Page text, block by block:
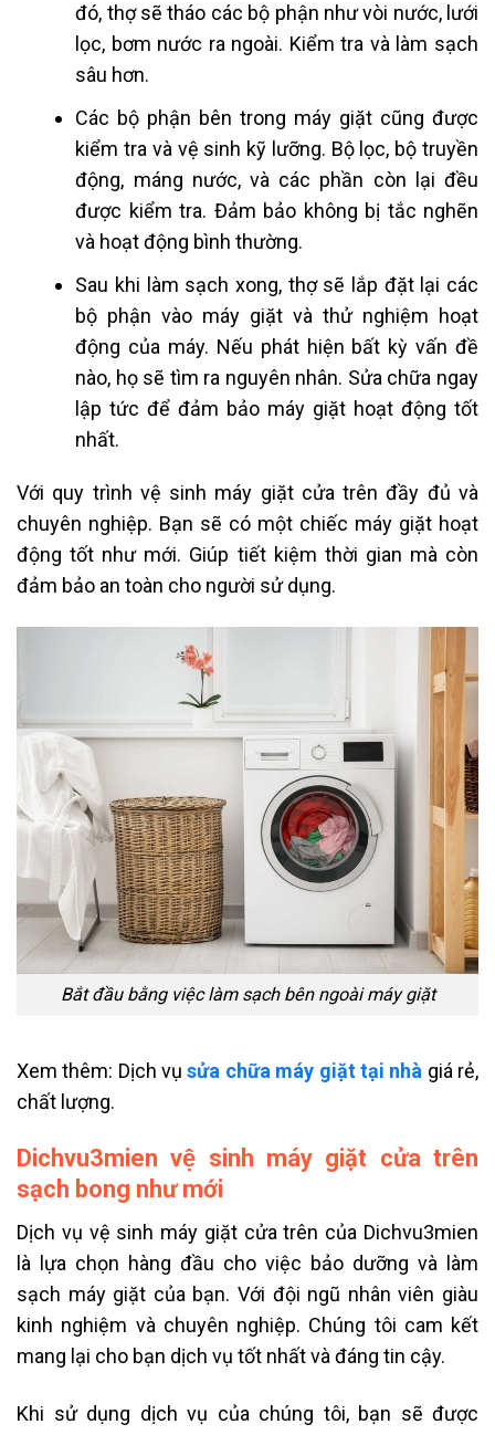
đó, thợ sẽ tháo các bộ phận như vòi nước, lưới
lọc, bơm nước ra ngoài. Kiểm tra và làm sạch
sâu hơn.
Các bộ phận bên trong máy giặt cũng được
kiểm tra và vệ sinh kỹ lưỡng. Bộ lọc, bộ truyền
động, máng nước, và các phần còn lại đều
được kiểm tra. Đảm bảo không bị tắc nghẽn
và hoạt động bình thường.
Sau khi làm sạch xong, thợ sẽ lắp đặt lại các
bộ phận vào máy giặt và thử nghiệm hoạt
động của máy. Nếu phát hiện bất kỳ vấn đề
nào, họ sẽ tìm ra nguyên nhân. Sửa chữa ngay
lập tức để đảm bảo máy giặt hoạt động tốt
nhất.
Với quy trình vệ sinh máy giặt cửa trên đầy đủ và
chuyên nghiệp. Bạn sẽ có một chiếc máy giặt hoạt
động tốt như mới. Giúp tiết kiệm thời gian mà còn
đảm bảo an toàn cho người sử dụng.
Bắt đầu bằng việc làm sạch bên ngoài máy giặt
Xem thêm: Dịch vụsửa chữa máy giặt tại nhà giá rẻ,
chất lượng.
Dichvu3mien vệ sinh máy giặt cửa trên
sạch bong như mới
Dịch vụ vệ sinh máy giặt cửa trên của Dichvu3mien
là lựa chọn hàng đầu cho việc bảo dưỡng và làm
sạch máy giặt của bạn. Với đội ngũ nhân viên giàu
kinh nghiệm và chuyên nghiệp. Chúng tôi cam kết
mang lại cho bạn dịch vụ tốt nhất và đáng tin cậy.
Khi sử dụng dịch vụ của chúng tôi, bạn sẽ được